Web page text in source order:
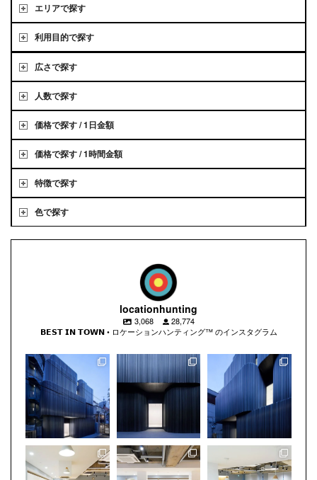
エリアで探す
利用目的で探す
広さで探す
人数で探す
価格で探す / 1日金額
価格で探す / 1時間金額
特徴で探す
色で探す
locationhunting
3,068
28,774
𝗕𝗘𝗦𝗧 𝗜𝗡 𝗧𝗢𝗪𝗡 • ロケーションハンティング™️ のインスタグラム